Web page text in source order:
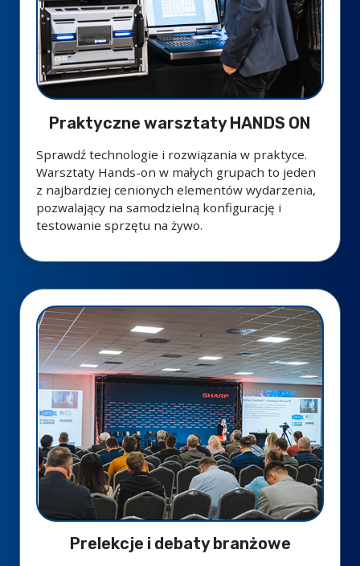
Praktyczne warsztaty HANDS ON
Sprawdź technologie i rozwiązania w praktyce.
Warsztaty Hands-on w małych grupach to jeden
z najbardziej cenionych elementów wydarzenia,
pozwalający na samodzielną konfigurację i
testowanie sprzętu na żywo.
Prelekcje i debaty branżowe